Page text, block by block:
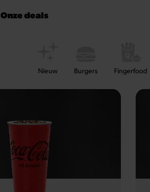
Onze deals
Nieuw Burgers Fingerfood